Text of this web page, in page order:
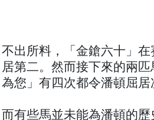
不出所料，「金鎗六十」
居第二。然而接下來的兩
為您」有四次都令潘頓屈居
而有些馬並未能為潘頓的